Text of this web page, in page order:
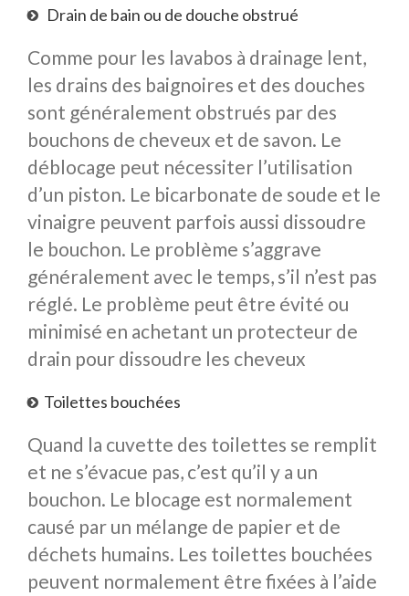
Drain de bain ou de douche obstrué
Comme pour les lavabos à drainage lent,
les drains des baignoires et des douches
sont généralement obstrués par des
bouchons de cheveux et de savon. Le
déblocage peut nécessiter l’utilisation
d’un piston. Le bicarbonate de soude et le
vinaigre peuvent parfois aussi dissoudre
le bouchon. Le problème s’aggrave
généralement avec le temps, s’il n’est pas
réglé. Le problème peut être évité ou
minimisé en achetant un protecteur de
drain pour dissoudre les cheveux
Toilettes bouchées
Quand la cuvette des toilettes se remplit
et ne s’évacue pas, c’est qu’il y a un
bouchon. Le blocage est normalement
causé par un mélange de papier et de
déchets humains. Les toilettes bouchées
peuvent normalement être fixées à l’aide